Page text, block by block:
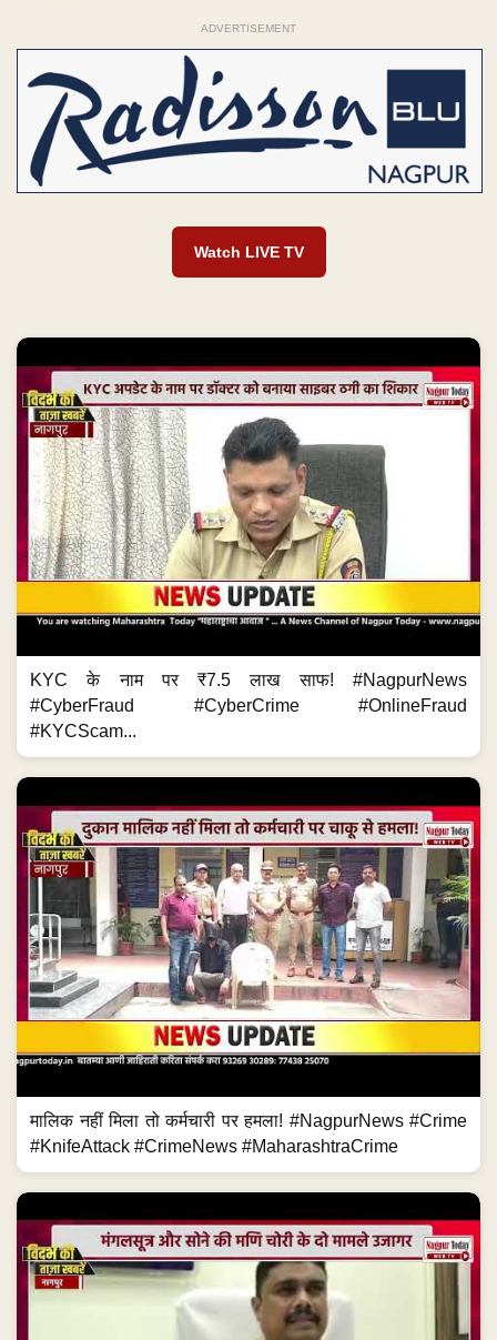
ADVERTISEMENT
Watch LIVE TV
KYC के नाम पर ₹7.5 लाख साफ! #NagpurNews
#CyberFraud #CyberCrime #OnlineFraud
#KYCScam...
मालिक नहीं मिला तो कर्मचारी पर हमला! #NagpurNews #Crime
#KnifeAttack #CrimeNews #MaharashtraCrime